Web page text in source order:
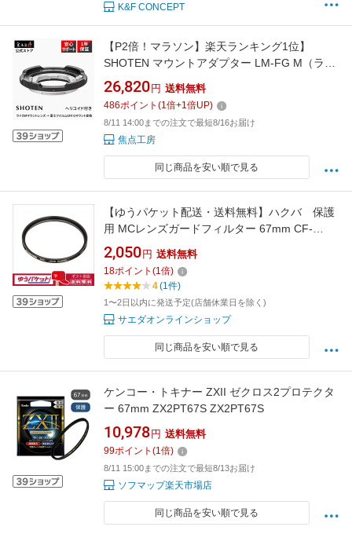
K&F CONCEPT
【P2倍！マラソン】楽天ランキング1位】
SHOTEN マウントアダプター LM-FG M（ライ
カMマウントレンズ → 富士フイルムGFX Gマ
ウント変換）ヘリコイド付き 国内正規品 メー
カー保証1年 マクロ 近接撮影 接写撮影 GFX用
焦点工房
26,820 円 送料無料
486ポイント (1倍+1倍UP)
8/11 14:00までの注文で最短8/16お届け
焦点工房
同じ商品を安い順で見る
【ゆうパケット配送・送料無料】ハクバ 保護
用 MCレンズガードフィルター 67mm CF-
LG67
2,050 円 送料無料
18ポイント (1倍)
4(1件)
1〜2日以内に発送予定(店舗休業日を除く)
サエダオンラインショップ
同じ商品を安い順で見る
ケンコー・トキナー ZXII ゼクロス2プロテクタ
ー 67mm ZX2PT67S ZX2PT67S
10,978 円 送料無料
99ポイント (1倍)
8/11 15:00までの注文で最短8/13お届け
ソフマップ楽天市場店
同じ商品を安い順で見る